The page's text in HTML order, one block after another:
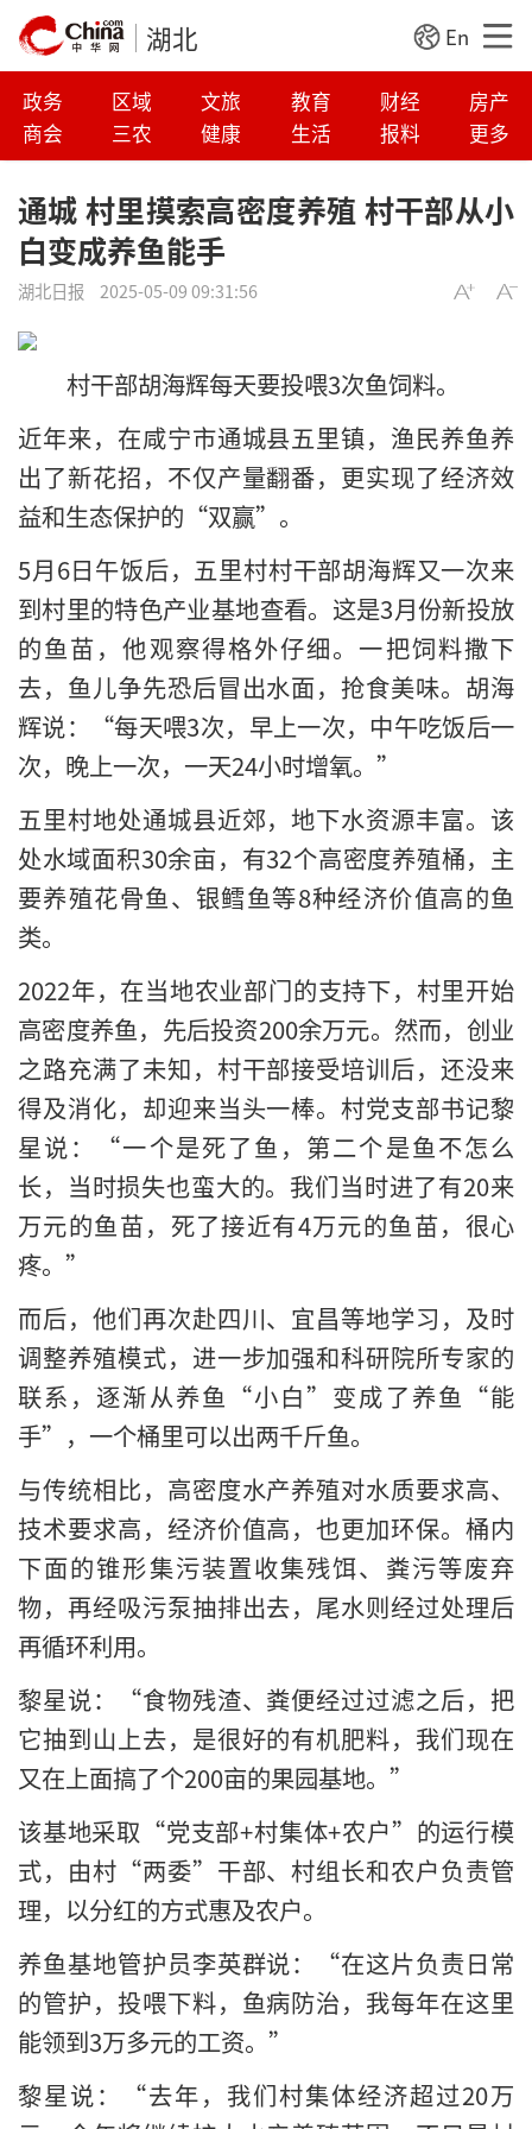
湖北 En
政务 区域 文旅 教育 财经
房产
商会
三农 健康 生活 报料 更多
通城 村里摸索高密度养殖 村干部从小
白变成养鱼能手
湖北日报 2025-05-09 09:31:56
村干部胡海辉每天要投喂3次鱼饲料。
近年来，在咸宁市通城县五里镇，渔民养鱼养
出了新花招，不仅产量翻番，更实现了经济效
益和生态保护的“双赢”。
5月6日午饭后，五里村村干部胡海辉又一次来
到村里的特色产业基地查看。这是3月份新投放
的鱼苗，他观察得格外仔细。一把饲料撒下
去，鱼儿争先恐后冒出水面，抢食美味。胡海
辉说：“每天喂3次，早上一次，中午吃饭后一
次，晚上一次，一天24小时增氧。”
五里村地处通城县近郊，地下水资源丰富。该
处水域面积30余亩，有32个高密度养殖桶，主
要养殖花骨鱼、银鳕鱼等8种经济价值高的鱼
类。
2022年，在当地农业部门的支持下，村里开始
高密度养鱼，先后投资200余万元。然而，创业
之路充满了未知，村干部接受培训后，还没来
得及消化，却迎来当头一棒。村党支部书记黎
星说：“一个是死了鱼，第二个是鱼不怎么
长，当时损失也蛮大的。我们当时进了有20来
万元的鱼苗，死了接近有4万元的鱼苗，很心
疼。”
而后，他们再次赴四川、宜昌等地学习，及时
调整养殖模式，进一步加强和科研院所专家的
联系，逐渐从养鱼“小白”变成了养鱼“能
手”，一个桶里可以出两千斤鱼。
与传统相比，高密度水产养殖对水质要求高、
技术要求高，经济价值高，也更加环保。桶内
下面的锥形集污装置收集残饵、粪污等废弃
物，再经吸污泵抽排出去，尾水则经过处理后
再循环利用。
黎星说：“食物残渣、粪便经过过滤之后，把
它抽到山上去，是很好的有机肥料，我们现在
又在上面搞了个200亩的果园基地。”
该基地采取“党支部+村集体+农户”的运行模
式，由村“两委”干部、村组长和农户负责管
理，以分红的方式惠及农户。
养鱼基地管护员李英群说：“在这片负责日常
的管护，投喂下料，鱼病防治，我每年在这里
能领到3万多元的工资。”
黎星说：“去年，我们村集体经济超过20万